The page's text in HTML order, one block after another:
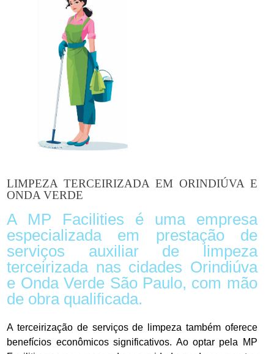
LIMPEZA TERCEIRIZADA EM ORINDIÚVA E
ONDA VERDE
A MP Facilities é uma empresa
especializada em prestação de
serviços auxiliar de limpeza
terceirizada nas cidades Orindiúva
e Onda Verde São Paulo, com mão
de obra qualificada.
A terceirização de serviços de limpeza também oferece
benefícios econômicos significativos. Ao optar pela MP